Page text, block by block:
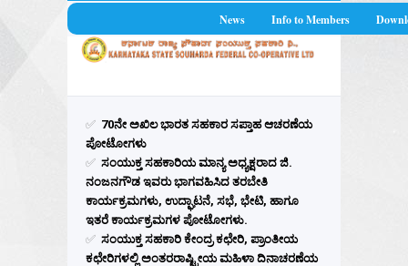
News Info to Members
✅ 70ನೇ ಅಖಿಲ ಭಾರತ ಸಹಕಾರ ಸಪ್ತಾಹ ಆಚರಣೆಯ
ಪೋಟೋಗಳು
✅ ಸಂಯುಕ್ತ ಸಹಕಾರಿಯ ಮಾನ್ಯ ಅಧ್ಯಕ್ಷರಾದ ಜಿ.
ನಂಜನಗೌಡ ಇವರು ಭಾಗವಹಿಸಿದ ತರಬೇತಿ
ಕಾರ್ಯಕ್ರಮಗಳು, ಉದ್ಘಾಟನೆ, ಸಭೆ, ಭೇಟಿ, ಹಾಗೂ
ಇತರೆ ಕಾರ್ಯಕ್ರಮಗಳ ಪೋಟೋಗಳು.
✅ ಸಂಯುಕ್ತ ಸಹಕಾರಿ ಕೇಂದ್ರ ಕಛೇರಿ, ಪ್ರಾಂತೀಯ
ಕಛೇರಿಗಳಲ್ಲಿ ಅಂತರರಾಷ್ಟ್ರೀಯ ಮಹಿಳಾ ದಿನಾಚರಣೆಯ